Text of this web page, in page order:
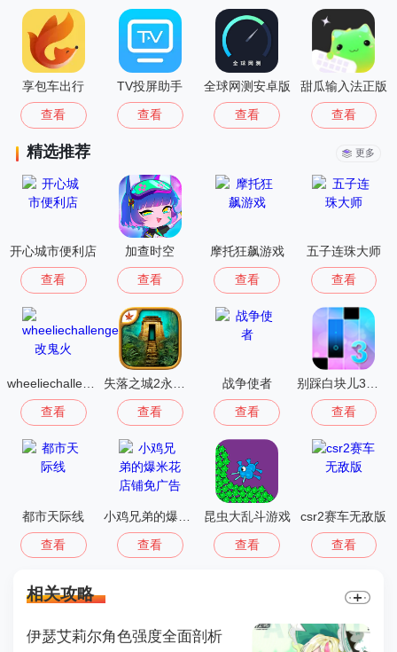
享包车出行
查看
TV投屏助手
查看
全球网测安卓版
查看
甜瓜输入法正版
查看
精选推荐 更多
开心城市便利店
查看
加查时空
查看
摩托狂飙游戏
查看
五子连珠大师
查看
wheeliechallenge改鬼火
查看
失落之城2永恒之谜
查看
战争使者
查看
别踩白块儿3多模式版
查看
都市天际线
查看 查看
昆虫大乱斗游戏
查看
csr2赛车无敌版
查看
相关攻略
伊瑟艾莉尔角色强度全面剖析